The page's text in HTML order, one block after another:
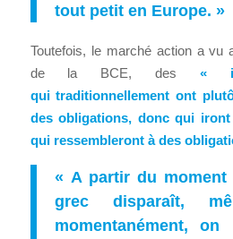
tout petit en Europe. »
Toutefois, le marché action a vu
de la BCE, des «
qui traditionnellement ont
des obligations, donc qui
qui ressembleront à des
« A partir du
grec disparaît,
momentanément,